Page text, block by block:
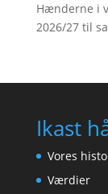
Hænderne i
2026/27 til
Ikast
Vores
Værdier